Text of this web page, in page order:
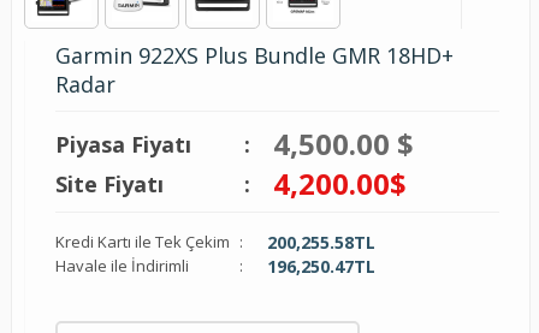
Garmin 922XS Plus Bundle GMR 18HD+
Radar
Piyasa Fiyatı : 4,500.00 $
Site Fiyatı : 4,200.00$
Kredi Kartı ile Tek Çekim : 200,255.58TL
Havale ile İndirimli : 196,250.47TL